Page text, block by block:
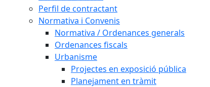
Perfil de contractant
Normativa i Convenis
Normativa / Ordenances generals
Ordenances fiscals
Urbanisme
Projectes en exposició pública
Planejament en tràmit